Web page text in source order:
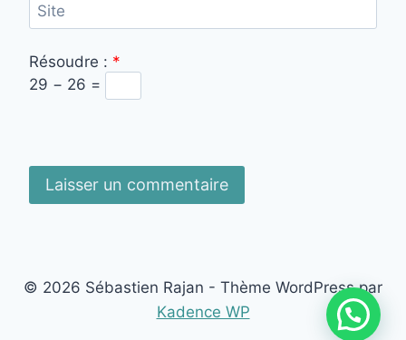
Site
Résoudre : *
29 − 26 =
© 2026 Sébastien Rajan - Thème WordPress par
Kadence WP